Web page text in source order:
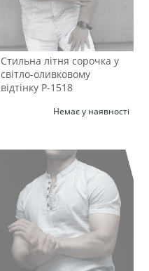
Стильна літня сорочка у
світло-оливковому
відтінку Р-1518
Немає у наявності